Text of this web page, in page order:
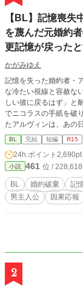
【BL】記憶喪失
を蔑んだ元婚約
更記憶が戻った
かがみゆえ
記憶を失った婚約者・
な冷たい視線と容赦な
しい彼に戻るはず」と
でニコラスの手紙を破りな
たアルヴィンは、あの日死んだんだ」 ​誰も信じ
へ留学することになっ
ラス。 そこへ「記憶が
ラスの心には少しの
BL 完結 短編 R15
24h.ポイント 2,690pt
小説 461 位 /
BL 婚約破棄 記
男主人公
因果応報
2